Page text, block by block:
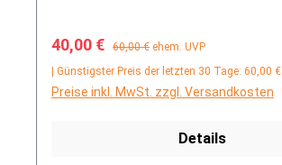
Verkaufspreis:
40,00 € Regulärer Preis:
60,00 € ehem. UVP
| Günstigster Preis der letzten 30 Tage: 60,00 €
Preise inkl. MwSt. zzgl. Versandkosten
Details